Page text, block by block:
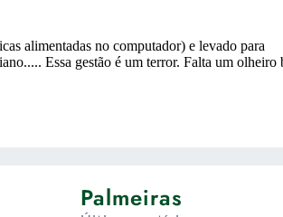
Palmeiras